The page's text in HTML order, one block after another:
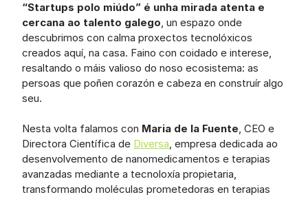
“Startups polo miúdo” é unha mirada atenta e
cercana ao talento galego, un espazo onde
descubrimos con calma proxectos tecnolóxicos
creados aquí, na casa. Faino con coidado e interese,
resaltando o máis valioso do noso ecosistema: as
persoas que poñen corazón e cabeza en construír algo
seu.
Nesta volta falamos con Maria de la Fuente, CEO e
Directora Científica de Diversa, empresa dedicada ao
desenvolvemento de nanomedicamentos e terapias
avanzadas mediante a tecnoloxía propietaria,
transformando moléculas prometedoras en terapias